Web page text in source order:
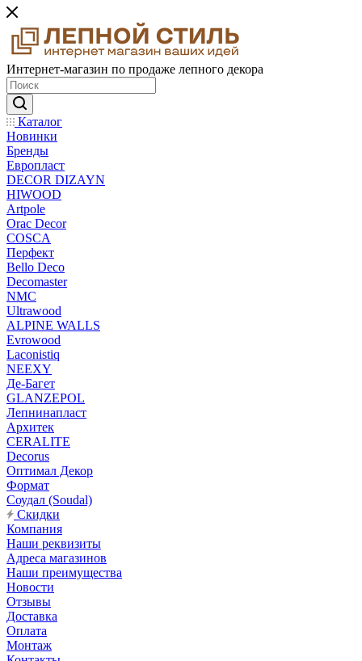
Интернет-магазин по продаже лепного декора
Каталог
Новинки
Бренды
Европласт
DECOR DIZAYN
HIWOOD
Artpole
Orac Decor
COSCA
Перфект
Bello Deco
Decomaster
NMС
Ultrawood
ALPINE WALLS
Evrowood
Laconistiq
NEEXY
Де-Багет
GLANZEPOL
Лепнинапласт
Архитек
CERALITE
Decorus
Оптимал Декор
Формат
Соудал (Soudal)
Скидки
Компания
Наши реквизиты
Адреса магазинов
Наши преимущества
Новости
Отзывы
Доставка
Оплата
Монтаж